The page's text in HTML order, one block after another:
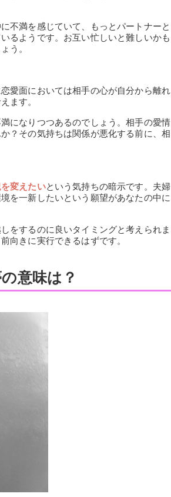
不満を感じていて、もっとパートナーと
るようです。お互い忙しいと難しいかも
う。
愛面においては相手の心が自分から離れ
ます。
になりつつあるのでしょう。相手の愛情
？その気持ちは関係が悪化する前に、相
変えたいという気持ちの暗示です。夫婦
を一新したいという願望があなたの中に
をするのに良いタイミングと考えられま
向きに実行できるはずです。
意味は？